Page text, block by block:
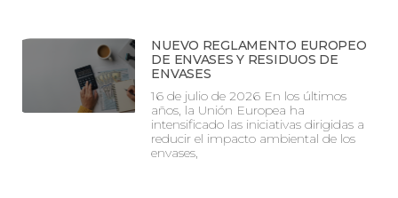
NUEVO REGLAMENTO EUROPEO
DE ENVASES Y RESIDUOS DE
ENVASES
16 de julio de 2026 En los últimos
años, la Unión Europea ha
intensificado las iniciativas dirigidas a
reducir el impacto ambiental de los
envases,